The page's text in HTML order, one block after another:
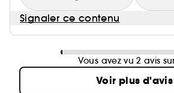
Signaler ce contenu
Vous avez vu 2 avis sur
Voir plus d'avis